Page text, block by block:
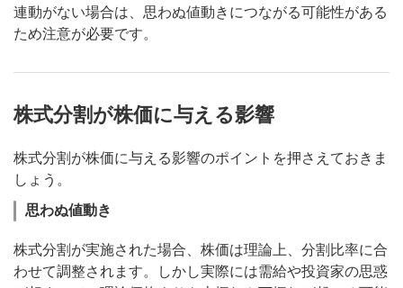
連動がない場合は、思わぬ値動きにつながる可能性がある
ため注意が必要です。
株式分割が株価に与える影響
株式分割が株価に与える影響のポイントを押さえておきま
しょう。
思わぬ値動き
株式分割が実施された場合、株価は理論上、分割比率に合
わせて調整されます。しかし実際には需給や投資家の思惑